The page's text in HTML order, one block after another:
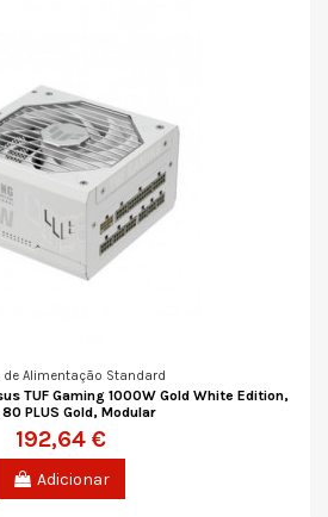
de Alimentação Standard
TUF Gaming 1000W Gold White Edition,
80 PLUS Gold, Modular
192,64 €
Adicionar